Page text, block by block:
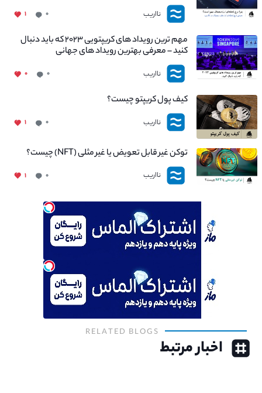
نااریب ۰ ۱
مهم ترین رویداد های کریپتویی ۲۰۲۳ که باید دنبال
کنید – معرفی بهترین رویداد های جهانی
نااریب ۰ ۰
کیف پول کریپتو چیست؟
نااریب ۰ ۱
توکن غیر قابل تعویض یا غیر مثلی (NFT) چیست؟
نااریب ۰ ۱
RELATED BLOGS
اخبار مرتبط